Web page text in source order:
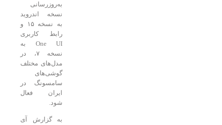
به‌روزرسانی
نسخه اندروید
به نسخه ۱۵ و
رابط کاربری
One UI به
نسخه ۷، در
مدل‌های مختلف
گوشی‌های
سامسونگ در
ایران فعال
به گزارش آی